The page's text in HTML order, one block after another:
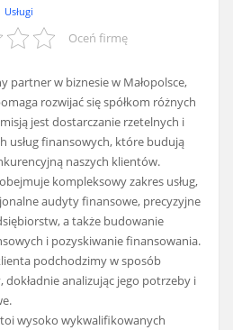
Usługi
Oceń firmę
partner w biznesie w Małopolsce,
rozwijać się spółkom różnych
jest dostarczanie rzetelnych i
usług finansowych, które budują
naszych klientów.
kompleksowy zakres usług,
audyty finansowe, precyzyjne
a także budowanie
i pozyskiwanie finansowania.
podchodzimy w sposób
dokładnie analizując jego potrzeby i
wysoko wykwalifikowanych